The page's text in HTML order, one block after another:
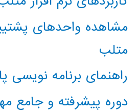
مشاهده واحدهای
متلب
راهنمای برنامه نویسی
دوره پیشرفته و جامع